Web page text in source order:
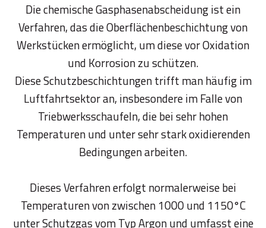
Die chemische Gasphasenabscheidung ist ein
Verfahren, das die Oberflächenbeschichtung von
Werkstücken ermöglicht, um diese vor Oxidation
und Korrosion zu schützen.
Diese Schutzbeschichtungen trifft man häufig im
Luftfahrtsektor an, insbesondere im Falle von
Triebwerksschaufeln, die bei sehr hohen
Temperaturen und unter sehr stark oxidierenden
Bedingungen arbeiten.
Dieses Verfahren erfolgt normalerweise bei
Temperaturen von zwischen 1000 und 1150°C
unter Schutzgas vom Typ Argon und umfasst eine